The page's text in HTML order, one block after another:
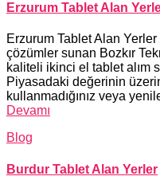
Erzurum Tablet Alan
Erzurum Tablet Alan Yerler
çözümler sunan Bozkır
kaliteli ikinci el tablet alım
Piyasadaki değerinin
kullanmadığınız veya
Devamı
Blog
Burdur Tablet Alan Yerler